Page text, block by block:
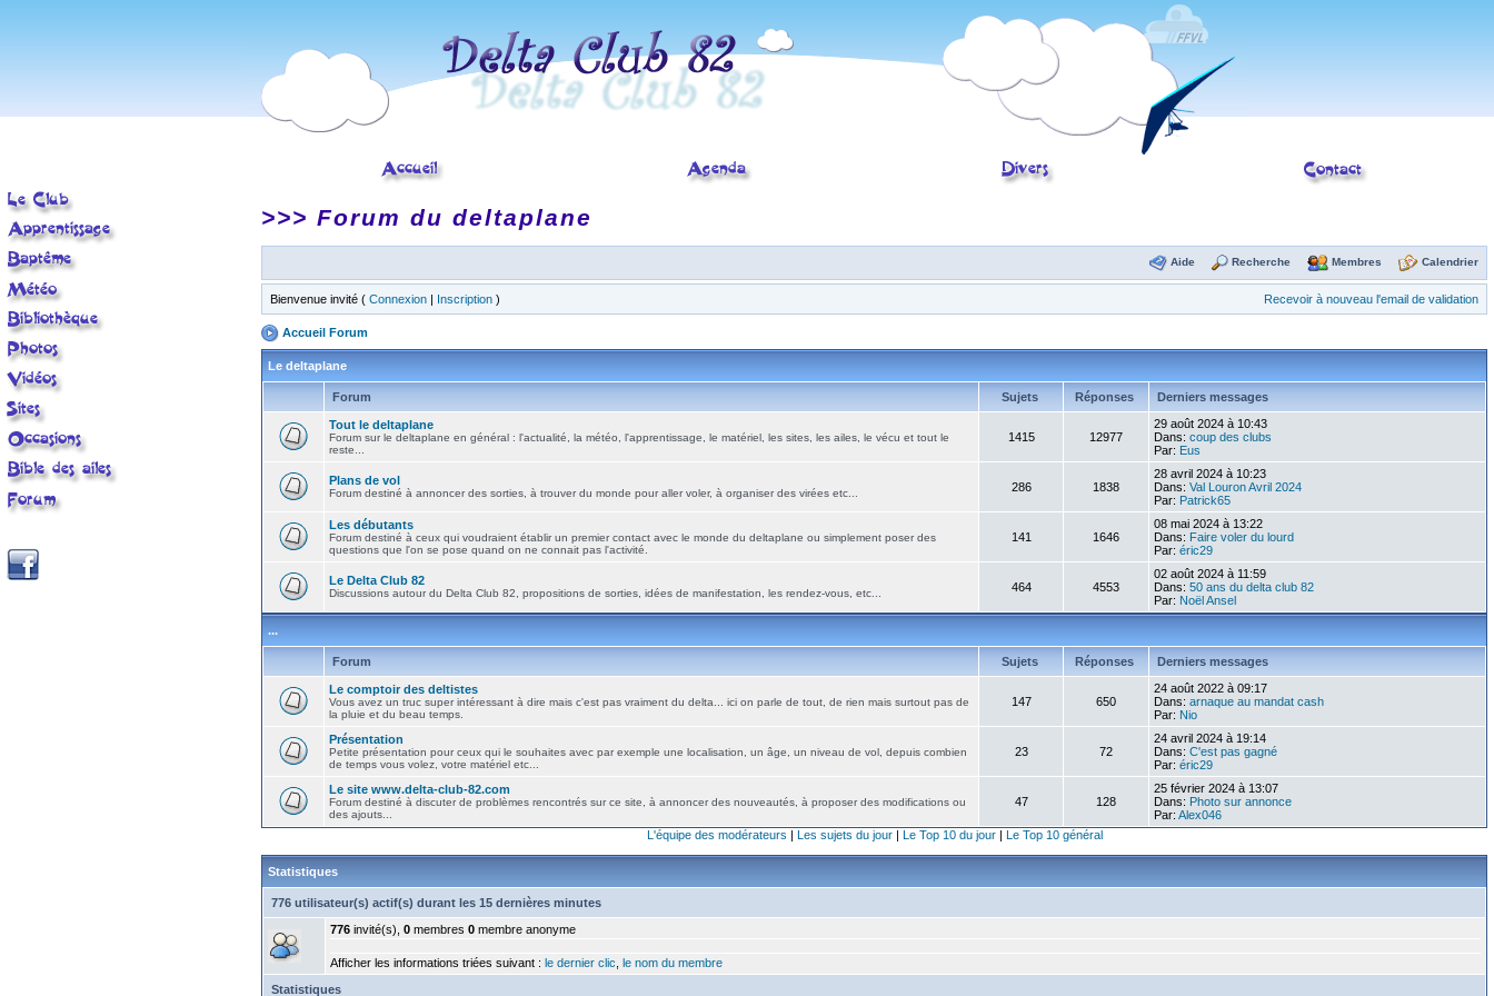
>>> Forum du deltaplane
Aide Recherche Membres Calendrier
Bienvenue invité ( Connexion | Inscription ) Recevoir à nouveau l'email de validation
Accueil Forum
Le deltaplane
Forum Sujets Réponses Derniers messages
Tout le deltaplane
Forum sur le deltaplane en général : l'actualité, la météo, l'apprentissage, le matériel, les sites, les ailes, le vécu et tout le
reste...
1415 12977
29 août 2024 à 10:43
Dans: coup des clubs
Par: Eus
Plans de vol
Forum destiné à annoncer des sorties, à trouver du monde pour aller voler, à organiser des virées etc... 286 1838
28 avril 2024 à 10:23
Dans: Val Louron Avril 2024
Par: Patrick65
Les débutants
Forum destiné à ceux qui voudraient établir un premier contact avec le monde du deltaplane ou simplement poser des
questions que l'on se pose quand on ne connait pas l'activité.
141 1646
08 mai 2024 à 13:22
Dans: Faire voler du lourd
Par: éric29
Le Delta Club 82
Discussions autour du Delta Club 82, propositions de sorties, idées de manifestation, les rendez-vous, etc... 464 4553
02 août 2024 à 11:59
Dans: 50 ans du delta club 82
Par: Noël Ansel
...
Forum Sujets Réponses Derniers messages
Le comptoir des deltistes
Vous avez un truc super intéressant à dire mais c'est pas vraiment du delta... ici on parle de tout, de rien mais surtout pas de
la pluie et du beau temps.
147 650
24 août 2022 à 09:17
Dans: arnaque au mandat cash
Par: Nio
Présentation
Petite présentation pour ceux qui le souhaites avec par exemple une localisation, un âge, un niveau de vol, depuis combien
de temps vous volez, votre matériel etc...
23 72
24 avril 2024 à 19:14
Dans: C'est pas gagné
Par: éric29
Le site www.delta-club-82.com
Forum destiné à discuter de problèmes rencontrés sur ce site, à annoncer des nouveautés, à proposer des modifications ou
des ajouts...
47 128
25 février 2024 à 13:07
Dans: Photo sur annonce
Par: Alex046
L'équipe des modérateurs | Les sujets du jour| Le Top 10 du jour| Le Top 10 général
Statistiques
776 utilisateur(s) actif(s) durant les 15 dernières minutes
776 invité(s), 0 membres 0 membre anonyme
Afficher les informations triées suivant : le dernier clic le nom du membre
Statistiques